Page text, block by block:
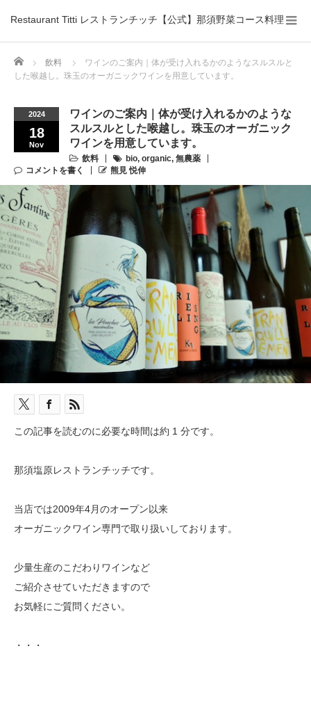
Restaurant Titti レストランチッチ【公式】那須野菜コース料理
Home 飲料
ワインのご案内｜体が受け入れるかのようなスルスルと
した喉越し。珠玉のオーガニックワインを用意しています。
2024
18
Nov
ワインのご案内｜体が受け入れるかのような
スルスルとした喉越し。珠玉のオーガニック
ワインを用意しています。
飲料 bio, organic, 無農薬
コメントを書く
熊見 悦伸
この記事を読むのに必要な時間は約 1 分です。
那須塩原レストランチッチです。
当店では2009年4月のオープン以来
オーガニックワイン専門で取り扱いしております。
少量生産のこだわりワインなど
ご紹介させていただきますので
お気軽にご質問ください。
・・・